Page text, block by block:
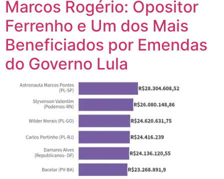
Marcos Rogério: Opositor
Ferrenho e Um dos Mais
Beneficiados por Emendas
do Governo Lula